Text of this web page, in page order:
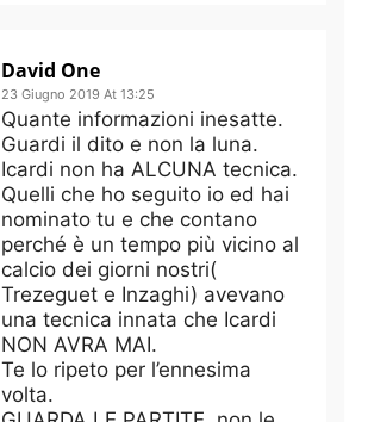
David One
23 Giugno 2019 At 13:25
Quante informazioni inesatte.
Guardi il dito e non la luna.
Icardi non ha ALCUNA tecnica.
Quelli che ho seguito io ed hai
nominato tu e che contano
perché è un tempo più vicino al
calcio dei giorni nostri(
Trezeguet e Inzaghi) avevano
una tecnica innata che Icardi
NON AVRA MAI.
Te lo ripeto per l’ennesima
volta.